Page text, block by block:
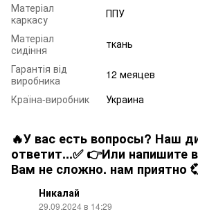
Матеріал
каркасу
ППУ
Матеріал
сидіння
ткань
Гарантія від
виробника
12 меяцев
Країна-виробник
Украина
🔥У вас есть вопросы? Наш
ответит...✅ 👉Или напишите
Вам не сложно. нам приятно
Никалай
29.09.2024 в 14:29